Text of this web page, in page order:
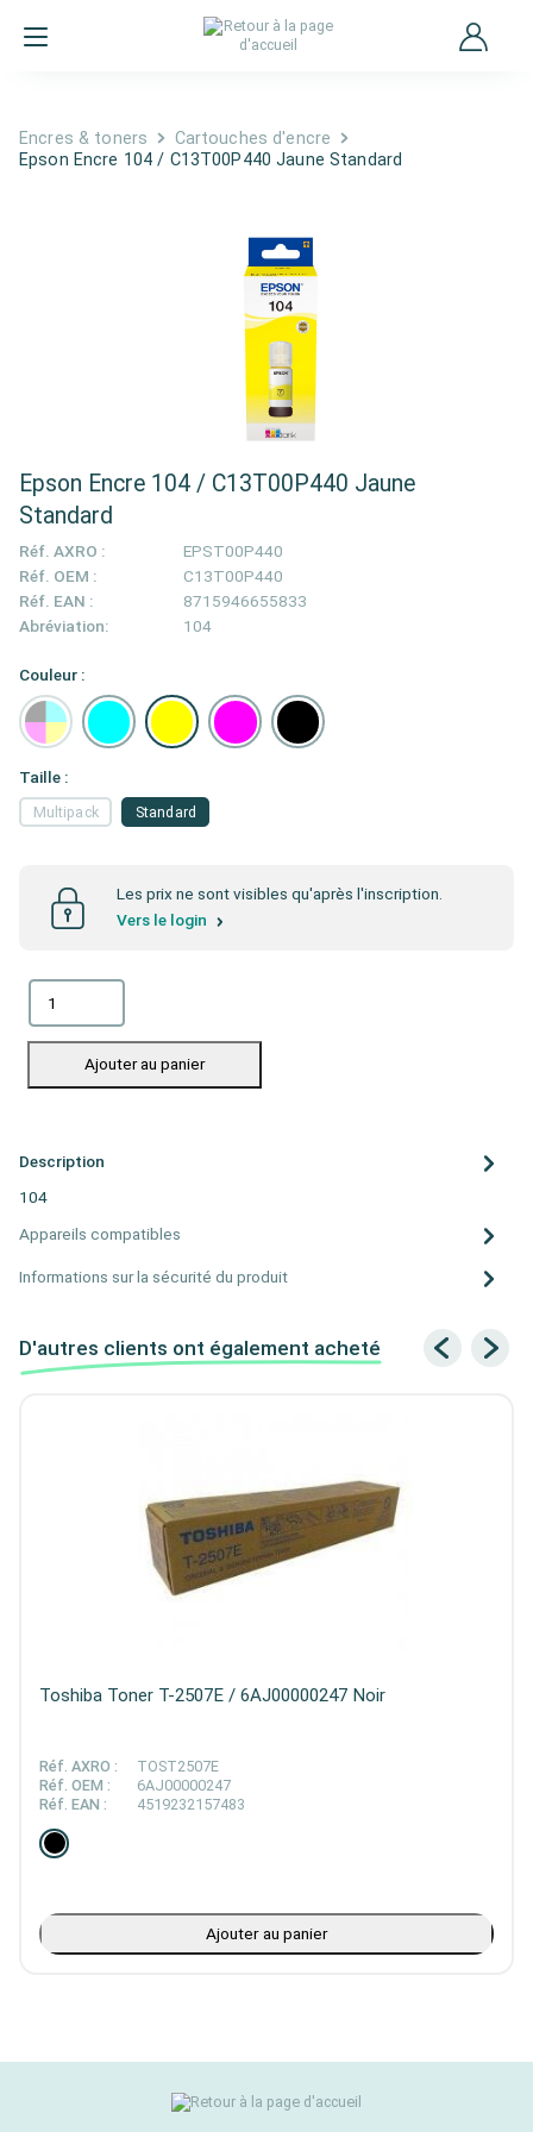
Encres & toners
Cartouches d'encre
Epson Encre 104 / C13T00P440 Jaune Standard
Epson Encre 104 / C13T00P440 Jaune
Standard
Réf. AXRO :
EPST00P440
Réf. OEM :
C13T00P440
Réf. EAN :
8715946655833
Abréviation:
104
Couleur :
Taille :
Multipack Standard
Les prix ne sont visibles qu'après l'inscription.
Vers le login
Ajouter au panier
Description
104
Appareils compatibles
Informations sur la sécurité du produit
D'autres clients ont également acheté
Toshiba Toner T-2507E / 6AJ00000247 Noir
Réf. AXRO :
TOST2507E
Réf. OEM :
6AJ00000247
Réf. EAN :
4519232157483
Ajouter au panier